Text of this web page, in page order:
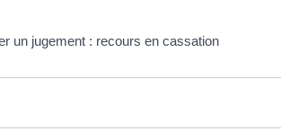
un jugement : recours en cassation